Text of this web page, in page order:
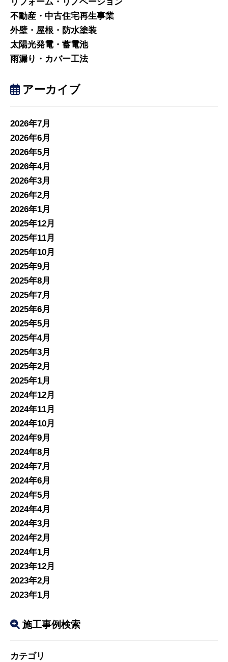
リフォーム・リノベーション
不動産・中古住宅再生事業
外壁・屋根・防水塗装
太陽光発電・蓄電池
雨漏り・カバー工法
アーカイブ
2026年7月
2026年6月
2026年5月
2026年4月
2026年3月
2026年2月
2026年1月
2025年12月
2025年11月
2025年10月
2025年9月
2025年8月
2025年7月
2025年6月
2025年5月
2025年4月
2025年3月
2025年2月
2025年1月
2024年12月
2024年11月
2024年10月
2024年9月
2024年8月
2024年7月
2024年6月
2024年5月
2024年4月
2024年3月
2024年2月
2024年1月
2023年12月
2023年2月
2023年1月
施工事例検索
カテゴリ